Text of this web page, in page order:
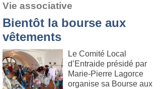
Vie associative
Bientôt la bourse aux
vêtements
Le Comité Local
d’Entraide présidé par
Marie-Pierre Lagorce
organise sa Bourse aux